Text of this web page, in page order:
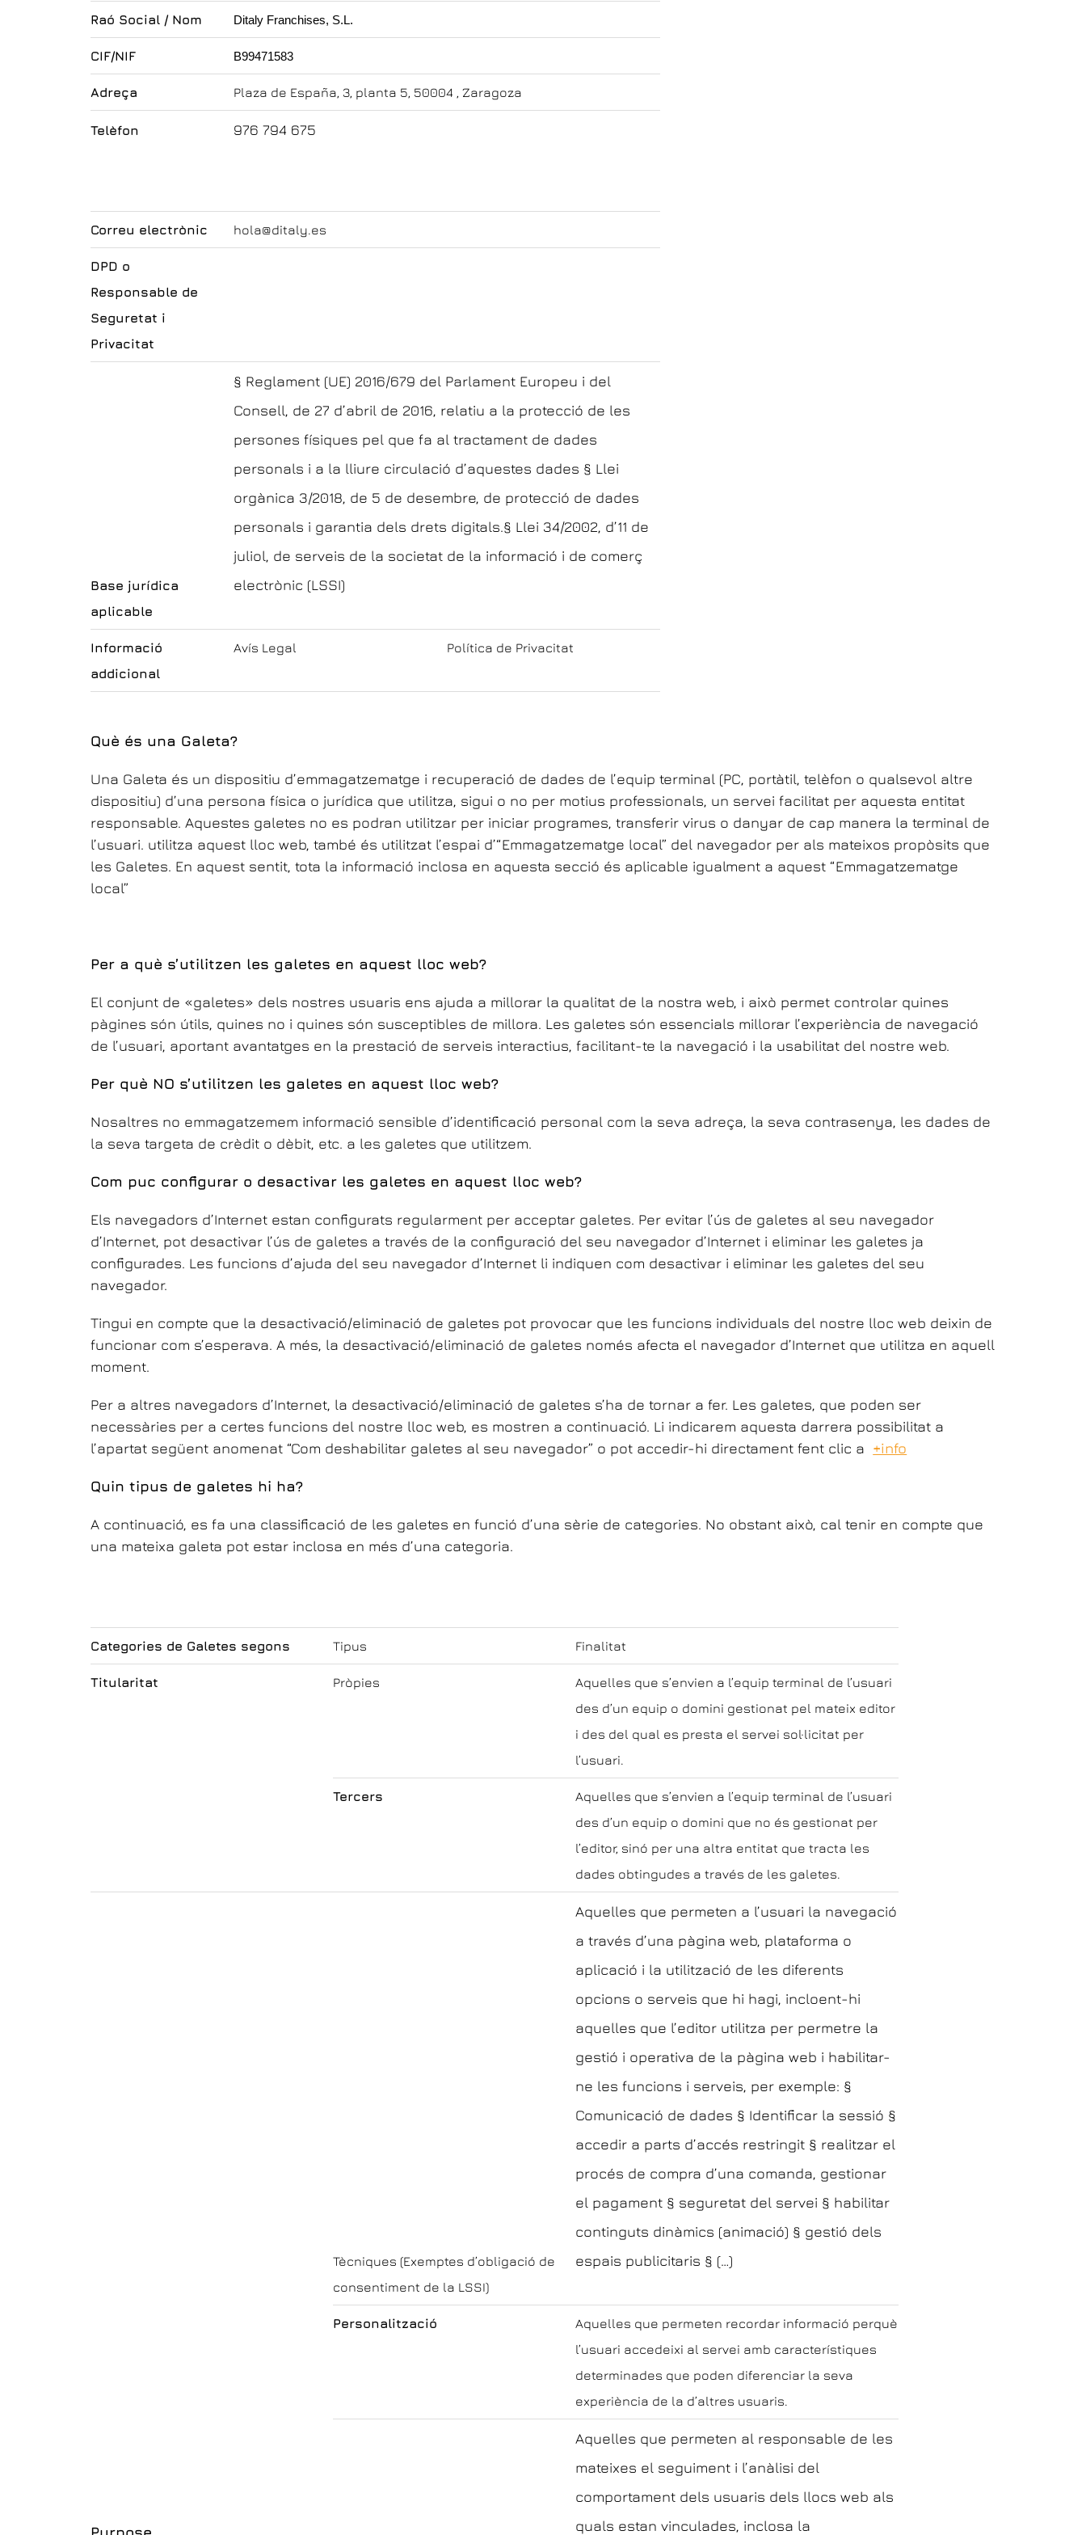
Raó Social / Nom Ditaly Franchises, S.L.
CIF/NIF B99471583
Adreça Plaza de España, 3, planta 5, 50004 , Zaragoza
Telèfon 976 794 675
Correu electrònic hola@ditaly.es
DPD o
Responsable de
Seguretat i
Privacitat
Base jurídica
aplicable
§ Reglament (UE) 2016/679 del Parlament Europeu i del
Consell, de 27 d’abril de 2016, relatiu a la protecció de les
persones físiques pel que fa al tractament de dades
personals i a la lliure circulació d’aquestes dades § Llei
orgànica 3/2018, de 5 de desembre, de protecció de dades
personals i garantia dels drets digitals.§ Llei 34/2002, d’11 de
juliol, de serveis de la societat de la informació i de comerç
electrònic (LSSI)
Informació
addicional
Avís Legal Política de Privacitat
Què és una Galeta?
Una Galeta és un dispositiu d’emmagatzematge i recuperació de dades de l’equip terminal (PC, portàtil, telèfon o qualsevol altre
dispositiu) d’una persona física o jurídica que utilitza, sigui o no per motius professionals, un servei facilitat per aquesta entitat
responsable. Aquestes galetes no es podran utilitzar per iniciar programes, transferir virus o danyar de cap manera la terminal de
l’usuari. utilitza aquest lloc web, també és utilitzat l’espai d’“Emmagatzematge local” del navegador per als mateixos propòsits que
les Galetes. En aquest sentit, tota la informació inclosa en aquesta secció és aplicable igualment a aquest “Emmagatzematge
local”
Per a què s’utilitzen les galetes en aquest lloc web?
El conjunt de «galetes» dels nostres usuaris ens ajuda a millorar la qualitat de la nostra web, i això permet controlar quines
pàgines són útils, quines no i quines són susceptibles de millora. Les galetes són essencials millorar l’experiència de navegació
de l’usuari, aportant avantatges en la prestació de serveis interactius, facilitant-te la navegació i la usabilitat del nostre web.
Per què NO s’utilitzen les galetes en aquest lloc web?
Nosaltres no emmagatzemem informació sensible d’identificació personal com la seva adreça, la seva contrasenya, les dades de
la seva targeta de crèdit o dèbit, etc. a les galetes que utilitzem.
Com puc configurar o desactivar les galetes en aquest lloc web?
Els navegadors d’Internet estan configurats regularment per acceptar galetes. Per evitar l’ús de galetes al seu navegador
d’Internet, pot desactivar l’ús de galetes a través de la configuració del seu navegador d’Internet i eliminar les galetes ja
configurades. Les funcions d’ajuda del seu navegador d’Internet li indiquen com desactivar i eliminar les galetes del seu
navegador.
Tingui en compte que la desactivació/eliminació de galetes pot provocar que les funcions individuals del nostre lloc web deixin de
funcionar com s’esperava. A més, la desactivació/eliminació de galetes només afecta el navegador d’Internet que utilitza en aquell
moment.
Per a altres navegadors d’Internet, la desactivació/eliminació de galetes s’ha de tornar a fer. Les galetes, que poden ser
necessàries per a certes funcions del nostre lloc web, es mostren a continuació. Li indicarem aquesta darrera possibilitat a
l’apartat següent anomenat “Com deshabilitar galetes al seu navegador” o pot accedir-hi directament fent clic a +info
Quin tipus de galetes hi ha?
A continuació, es fa una classificació de les galetes en funció d’una sèrie de categories. No obstant això, cal tenir en compte que
una mateixa galeta pot estar inclosa en més d’una categoria.
Categories de Galetes segons Tipus Finalitat
Titularitat Pròpies
Aquelles que s’envien a l’equip terminal de l’usuari
des d’un equip o domini gestionat pel mateix editor
i des del qual es presta el servei sol·licitat per
l’usuari.
Tercers
Aquelles que s’envien a l’equip terminal de l’usuari
des d’un equip o domini que no és gestionat per
l’editor, sinó per una altra entitat que tracta les
dades obtingudes a través de les galetes.
Tècniques (Exemptes d’obligació de
consentiment de la LSSI)
Aquelles que permeten a l’usuari la navegació
a través d’una pàgina web, plataforma o
aplicació i la utilització de les diferents
opcions o serveis que hi hagi, incloent-hi
aquelles que l’editor utilitza per permetre la
gestió i operativa de la pàgina web i habilitar-
ne les funcions i serveis, per exemple: §
Comunicació de dades § Identificar la sessió §
accedir a parts d’accés restringit § realitzar el
procés de compra d’una comanda, gestionar
el pagament § seguretat del servei § habilitar
continguts dinàmics (animació) § gestió dels
espais publicitaris § (…)
Personalització
Aquelles que permeten recordar informació perquè
l’usuari accedeixi al servei amb característiques
determinades que poden diferenciar la seva
experiència de la d’altres usuaris.
Aquelles que permeten al responsable de les
mateixes el seguiment i l’anàlisi del
comportament dels usuaris dels llocs web als
quals estan vinculades, inclosa la